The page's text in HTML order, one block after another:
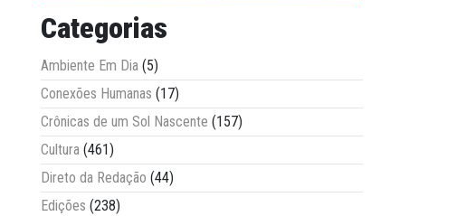
Categorias
Ambiente Em Dia (5)
Conexões Humanas (17)
Crônicas de um Sol Nascente (157)
Cultura (461)
Direto da Redação (44)
Edições (238)